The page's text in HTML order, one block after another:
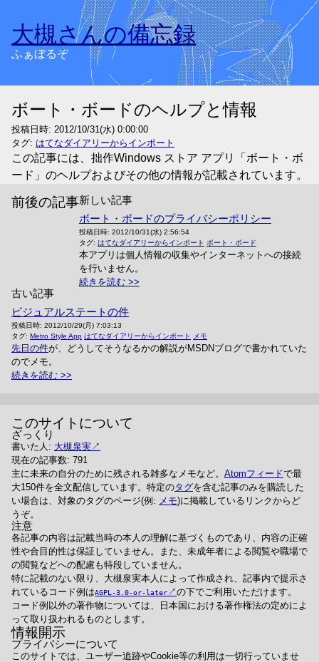
大槻さんの備忘録
ふぁぼるぞ
ボート・ボードのヘルプと情報
投稿日時: 2012/10/31(水) 0:00:00
タグ: はてなダイアリーからインポート
この記事には、拙作Windows ストア アプリ「ボート・ボ
ード」のヘルプおよびその他の情報が記載されています。
前後の記事新しい記事
ボート・ボードのプライバシーポリシー
投稿日時: 2012/10/31(水) 2:56:54
タグ: はてなダイアリーからインポート ボート・ボード
本アプリは個人情報の収集やインターネットへの接続
を行いません。
続きを読む
古い記事
ビジュアルステートの件
投稿日時: 2012/10/29(月) 7:03:13
タグ: Metro Style App はてなダイアリーからインポート メモ
先日の件が、どうしてそうなるかの解説がMSDNブログで書かれていた
のでメモ。
続きを読む
このサイトについて
ざっくり
書いた人: 大槻泉実
現在の記事数: 791
主に未来の自分のために残される雑多なメモなど。 Atomフィードで最
大150件を全文配信しています。特定のタグを含む記事のみを購読した
い場合は、対象のタグのページ(例: メモ)に掲載しているリンクからど
うぞ。
注意
各記事の内容は記載当時の本人の理解に基づくものであり、内容の正確
性や合目的性は保証していません。また、未成年者による閲覧や職場で
の閲覧などへの配慮も特段していません。
特に記載のない限り、大槻泉実本人によって作成され、記事内で提示さ
れているコード例はAGPL-3.0-or-later
の下でご利用いただけます。
コード例以外の著作物については、日本国における著作権法の定めによ
って取り扱われるものとします。
情報開示
プライバシーについて
このサイトでは、ユーザー追跡やCookie等の利用は一切行っていませ